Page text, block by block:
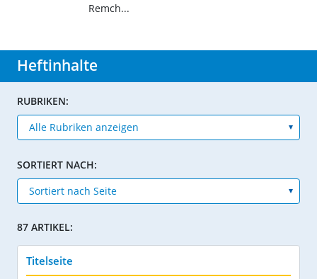
Remch...
Heftinhalte
RUBRIKEN:
SORTIERT NACH:
87 ARTIKEL:
Titelseite